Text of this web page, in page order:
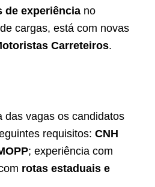
de experiência no
cargas, está com novas
Carreteiros.
das vagas os candidatos
requisitos: CNH
; experiência com
rotas estaduais e